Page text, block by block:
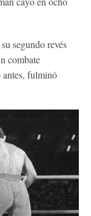
segundo revés
combate
antes, fulminó